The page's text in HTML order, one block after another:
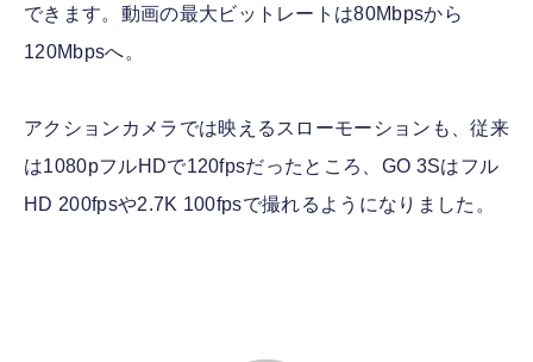
できます。動画の最大ビットレートは80Mbpsから
120Mbpsへ。
アクションカメラでは映えるスローモーションも、従来
は1080pフルHDで120fpsだったところ、GO 3Sはフル
HD 200fpsや2.7K 100fpsで撮れるようになりました。